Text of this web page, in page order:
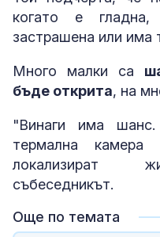
когато е
застрашена или има
Много малки са
бъде открита, на
"Винаги има
термална
локализират
събеседникът.
Още по темата